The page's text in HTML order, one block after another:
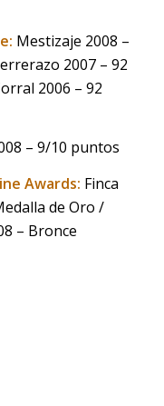
Mestizaje 2008 –
2007 – 92
2006 – 92
– 9/10 puntos
Awards: Finca
de Oro /
– Bronce